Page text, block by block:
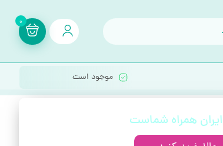
0
موجود است
همراه شماست